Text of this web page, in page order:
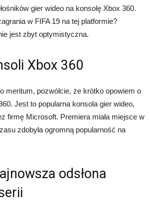
gier wideo na konsolę Xbox 360.
w FIFA 19 na tej platformie?
jest zbyt optymistyczna.
Xbox 360
meritum, pozwólcie, że krótko opowiem o
Jest to popularna konsola gier wideo,
firmę Microsoft. Premiera miała miejsce w
zdobyła ogromną popularność na
odsłona